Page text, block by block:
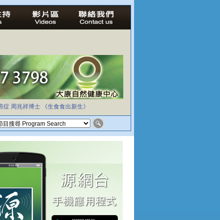
症 周兆祥博士 《生食食出新生》